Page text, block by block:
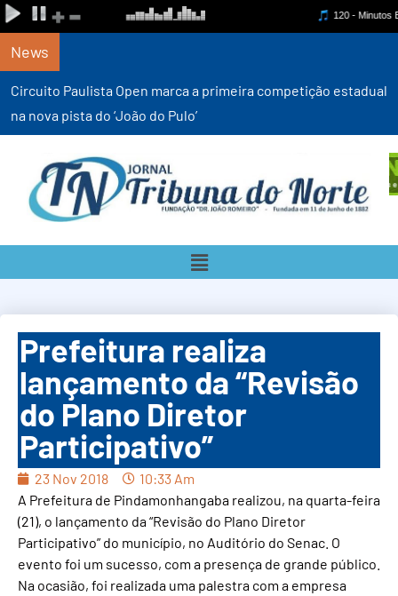
News
Circuito Paulista Open marca a primeira competição estadual
na nova pista do ‘João do Pulo’
Prefeitura realiza
lançamento da “Revisão
do Plano Diretor
Participativo”
23 Nov 2018
10:33 Am
A Prefeitura de Pindamonhangaba realizou, na quarta-feira
(21), o lançamento da “Revisão do Plano Diretor
Participativo” do município, no Auditório do Senac. O
evento foi um sucesso, com a presença de grande público.
Na ocasião, foi realizada uma palestra com a empresa